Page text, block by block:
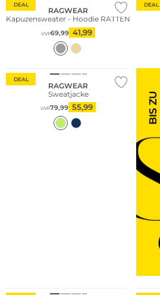
DEAL
RAGWEAR
Kapuzensweater - Hoodie RATTEN
UVP69,99 41,99
DEAL
DEAL
RAGWEAR
Sweatjacke
UVP79,99 55,99